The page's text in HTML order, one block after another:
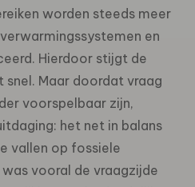
worden steeds meer
en
Hierdoor stijgt de
Maar doordat vraag
voorspelbaar zijn,
het net in balans
vallen op fossiele
vooral de vraagzijde